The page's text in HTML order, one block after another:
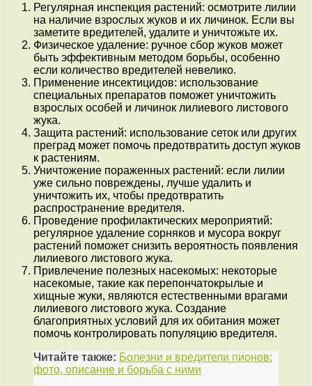
Регулярная инспекция растений: осмотрите лилии
на наличие взрослых жуков и их личинок. Если вы
заметите вредителей, удалите и уничтожьте их.
Физическое удаление: ручное сбор жуков может
быть эффективным методом борьбы, особенно
если количество вредителей невелико.
Применение инсектицидов: использование
специальных препаратов поможет уничтожить
взрослых особей и личинок лилиевого листового
жука.
Защита растений: использование сеток или других
преград может помочь предотвратить доступ жуков
к растениям.
Уничтожение пораженных растений: если лилии
уже сильно повреждены, лучше удалить и
уничтожить их, чтобы предотвратить
распространение вредителя.
Проведение профилактических мероприятий:
регулярное удаление сорняков и мусора вокруг
растений поможет снизить вероятность появления
лилиевого листового жука.
Привлечение полезных насекомых: некоторые
насекомые, такие как перепончатокрылые и
хищные жуки, являются естественными врагами
лилиевого листового жука. Создание
благоприятных условий для их обитания может
помочь контролировать популяцию вредителя.
Читайте также: Болезни и вредители пионов:
фото, описание и борьба с ними